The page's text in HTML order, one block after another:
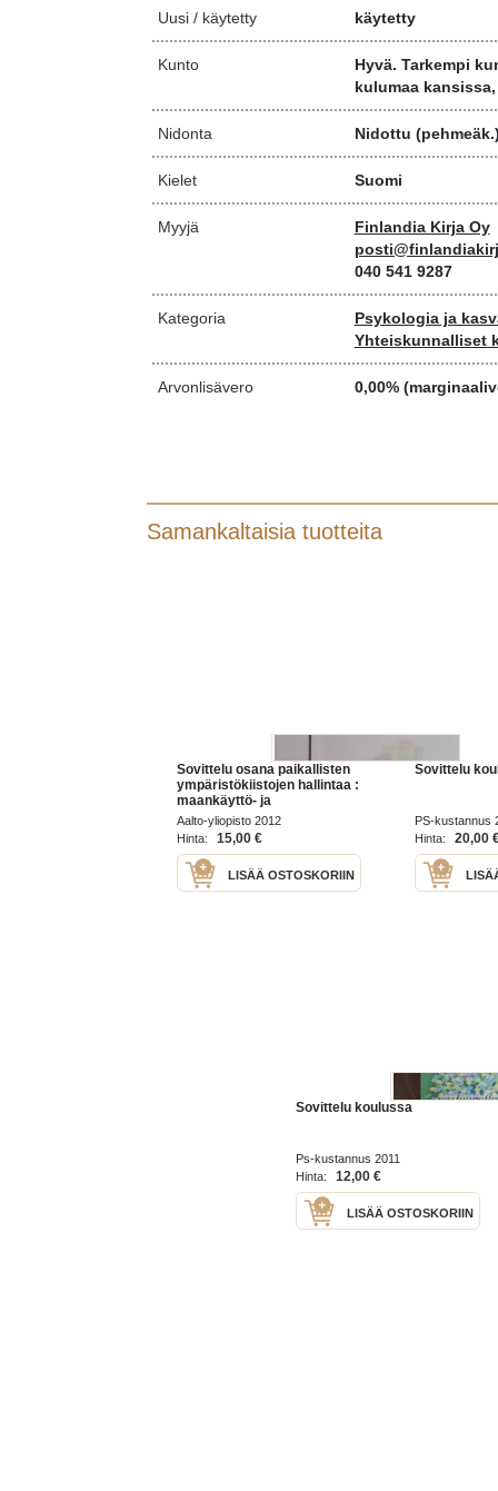
Uusi / käytetty käytetty
Kunto
Hyvä. Tarkempi
kulumaa
Nidonta Nidottu (pehmeäk.)
Kielet Suomi
Myyjä
Finlandia Kirja Oy
040 541 9287
Kategoria
Psykologia ja
Yhteiskunnalliset
Arvonlisävero 0,00%
Samankaltaisia tuotteita
Sovittelu osana paikallisten
ympäristökiistojen hallintaa :
maankäyttö- ja
ympäristökiistojen sovittelun
kokeiluhankkeen (SOMARI)
kokemuksia, tuloksia ja
arvioint...
Aalto-yliopisto 2012
Hinta:
15,00 €
LISÄÄ OSTOSKORIIN
Sovittelu
PS-kustannus
Hinta:
20,00
Sovittelu koulussa
Ps-kustannus 2011
Hinta:
12,00 €
LISÄÄ OSTOSKORIIN